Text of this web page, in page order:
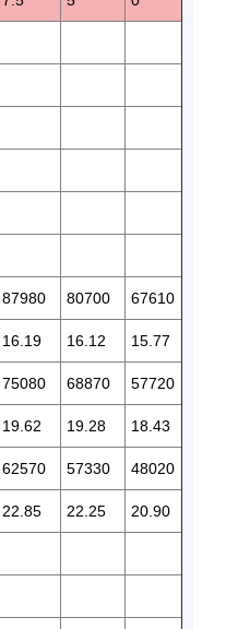
87980 80700 67610
16.19 16.12 15.77
75080 68870 57720
19.62 19.28 18.43
62570 57330 48020
22.85 22.25 20.90